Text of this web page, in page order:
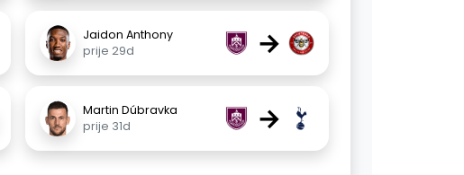
Jaidon Anthony
prije 29d
→
Martin Dúbravka
prije 31d
→